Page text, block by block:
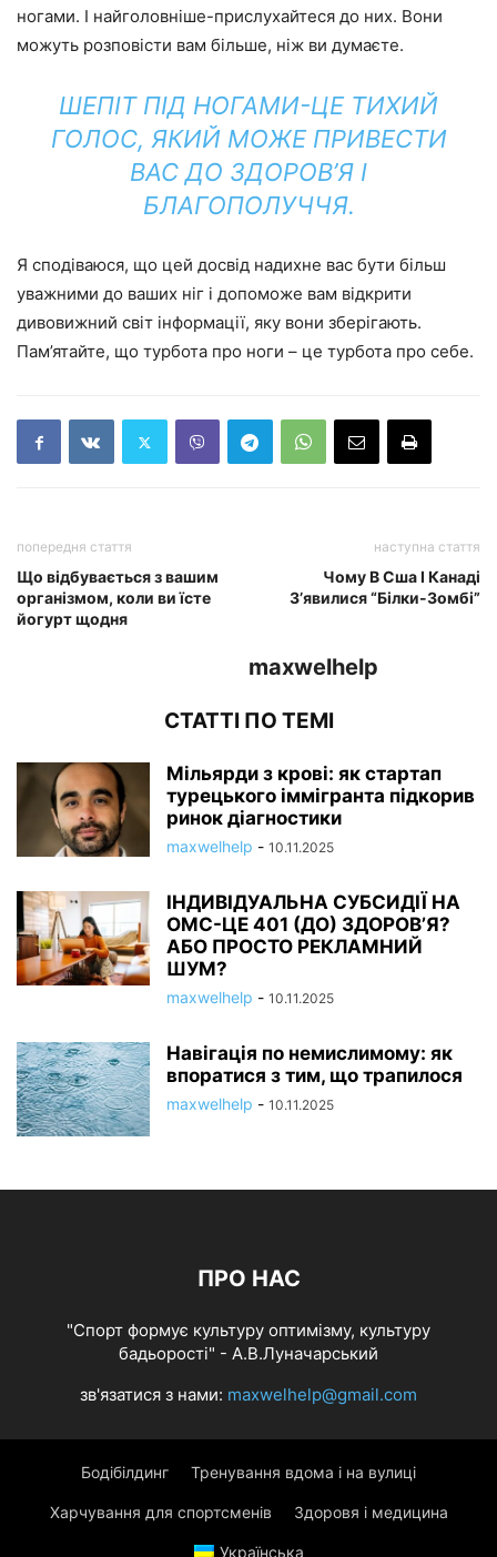
ногами. І найголовніше-прислухайтеся до них. Вони
можуть розповісти вам більше, ніж ви думаєте.
ШЕПІТ ПІД НОГАМИ-ЦЕ ТИХИЙ
ГОЛОС, ЯКИЙ МОЖЕ ПРИВЕСТИ
ВАС ДО ЗДОРОВ’Я І
БЛАГОПОЛУЧЧЯ.
Я сподіваюся, що цей досвід надихне вас бути більш
уважними до ваших ніг і допоможе вам відкрити
дивовижний світ інформації, яку вони зберігають.
Пам’ятайте, що турбота про ноги – це турбота про себе.
попередня стаття
Що відбувається з вашим
організмом, коли ви їсте
йогурт щодня
наступна стаття
Чому В Сша І Канаді
З’явилися “Білки-Зомбі”
maxwelhelp
СТАТТІ ПО ТЕМІ
Мільярди з крові: як стартап
турецького іммігранта підкорив
ринок діагностики
maxwelhelp - 10.11.2025
ІНДИВІДУАЛЬНА СУБСИДІЇ НА
ОМС-ЦЕ 401 (ДО) ЗДОРОВ’Я?
АБО ПРОСТО РЕКЛАМНИЙ
ШУМ?
maxwelhelp - 10.11.2025
Навігація по немислимому: як
впоратися з тим, що трапилося
maxwelhelp - 10.11.2025
ПРО НАС
"Спорт формує культуру оптимізму, культуру
бадьорості" - А.В.Луначарський
зв'язатися з нами: maxwelhelp@gmail.com
Бодібілдинг Тренування вдома і на вулиці
Харчування для спортсменів Здоровя і медицина
Українська